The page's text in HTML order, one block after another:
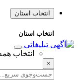
انتخاب استان
انتخاب استان
انتخاب
×